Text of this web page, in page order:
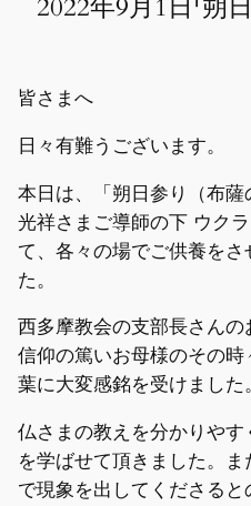
2022年9月1日「朔
皆さまへ
日々有難うございます。
本日は、「朔日参り（布薩
光祥さまご導師の下 ウク
て、各々の場でご供養を
た。
西多摩教会の支部長さんの
信仰の篤いお母様のその
葉に大変感銘を受けました。
仏さまの教えを分かりや
を学ばせて頂きました。
で現象を出してくださる